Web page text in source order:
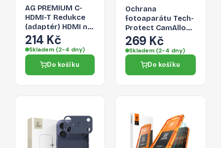
AG PREMIUM C-
HDMI-T Redukce
(adaptér) HDMI na
USB-C 3.1, délka
17cm, bílo-stříbrná
214 Kč
Skladem (2-4 dny)
Do košíku
Ochrana
fotoaparátu Tech-
Protect CamAlloy
Fit+ pro iPhone 17
Pro – Cosmic
Orange
269 Kč
Skladem (2-4 dny)
Do košíku